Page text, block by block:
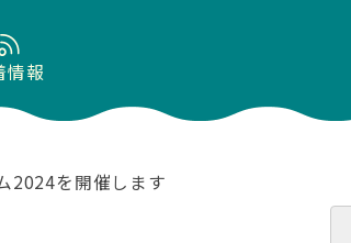
情報
2024を開催します